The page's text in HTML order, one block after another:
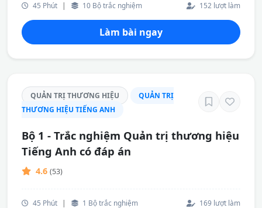
45 Phút | 10 Bộ trắc nghiệm 152 lượt làm
Làm bài ngay
QUẢN TRỊ THƯƠNG HIỆU
QUẢN TRỊ
THƯƠNG HIỆU TIẾNG ANH
Bộ 1 - Trắc nghiệm Quản trị thương hiệu
Tiếng Anh có đáp án
4.6 (53)
45 Phút | 1 Bộ trắc nghiệm 169 lượt làm